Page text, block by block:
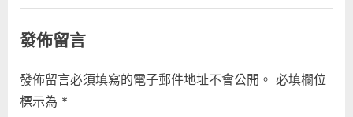
發佈留言
發佈留言必須填寫的電子郵件地址不會公開。 必填欄位
標示為 *